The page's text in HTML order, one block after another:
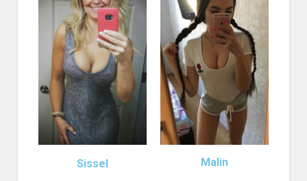
Sissel Malin